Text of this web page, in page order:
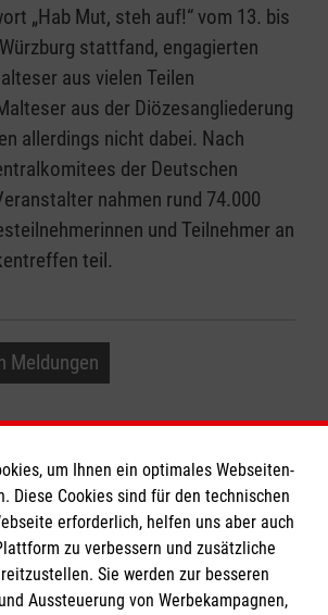
„Hab Mut, steh auf!“ vom 13. bis
stattfand, engagierten
aus vielen Teilen
aus der Diözesangliederung
allerdings nicht dabei. Nach
der Deutschen
nahmen rund 74.000
und Teilnehmer an
teil.
Meldungen
um Ihnen ein optimales Webseiten-
Diese Cookies sind für den technischen
erforderlich, helfen uns aber auch
zu verbessern und zusätzliche
Sie werden zur besseren
Aussteuerung von Werbekampagnen,